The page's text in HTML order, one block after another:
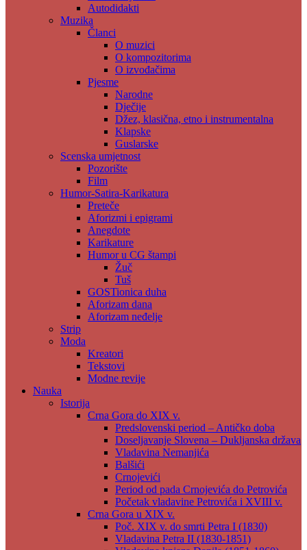
Autodidakti
Muzika
Članci
O muzici
O kompozitorima
O izvođačima
Pjesme
Narodne
Dječije
Džez, klasična, etno i instrumentalna
Klapske
Guslarske
Scenska umjetnost
Pozorište
Film
Humor-Satira-Karikatura
Preteče
Aforizmi i epigrami
Anegdote
Karikature
Humor u CG štampi
Žuč
Tuš
GOSTionica duha
Aforizam dana
Aforizam neđelje
Strip
Moda
Kreatori
Tekstovi
Modne revije
Nauka
Istorija
Crna Gora do XIX v.
Predslovenski period – Antičko doba
Doseljavanje Slovena – Dukljanska država
Vladavina Nemanjića
Balšići
Crnojevići
Period od pada Crnojevića do Petrovića
Početak vladavine Petrovića i XVIII v.
Crna Gora u XIX v.
Poč. XIX v. do smrti Petra I (1830)
Vladavina Petra II (1830-1851)